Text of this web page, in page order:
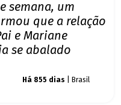
semana, um
que a relação
e Mariane
se abalado
Há 855 dias | Brasil